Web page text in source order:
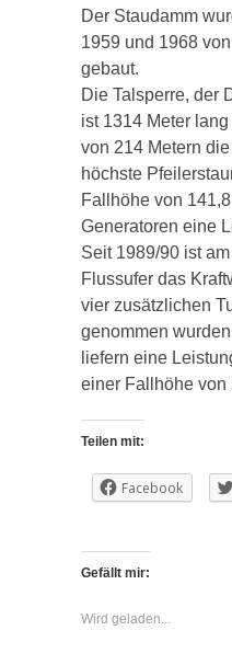
Der Staudamm
1959 und 1968
gebaut.
Die Talsperre, der
ist 1314 Meter
von 214 Metern
höchste
Fallhöhe von
Generatoren eine
Seit 1989/90 ist
Flussufer das
vier zusätzlichen
genommen
liefern eine
einer Fallhöhe von
Teilen mit:
Facebook
Gefällt mir:
Wird geladen...